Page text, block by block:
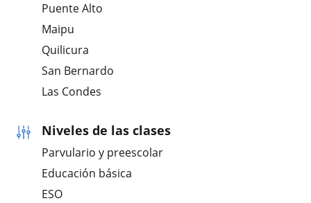
Puente Alto
Maipu
Quilicura
San Bernardo
Las Condes
Niveles de las clases
Parvulario y preescolar
Educación básica
ESO